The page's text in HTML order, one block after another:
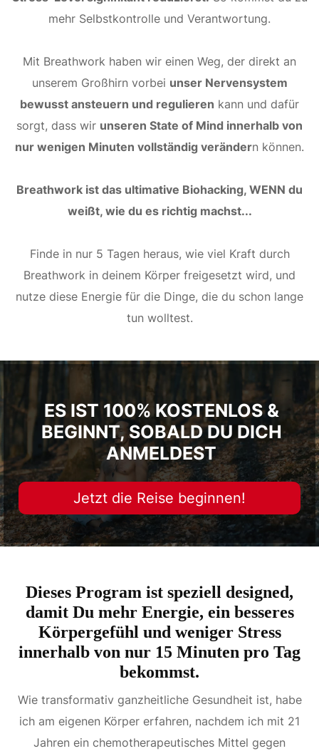
mehr Selbstkontrolle und Verantwortung.
Mit Breathwork haben wir einen Weg, der direkt an
unserem Großhirn vorbei unser Nervensystem
bewusst ansteuern und regulieren kann und dafür
sorgt, dass wir unseren State of Mind innerhalb von
nur wenigen Minuten vollständig verändern können.
Breathwork ist das ultimative Biohacking, WENN du
weißt, wie du es richtig machst...
Finde in nur 5 Tagen heraus, wie viel Kraft durch
Breathwork in deinem Körper freigesetzt wird, und
nutze diese Energie für die Dinge, die du schon lange
tun wolltest.
ES IST 100% KOSTENLOS &
BEGINNT, SOBALD DU DICH
ANMELDEST
Jetzt die Reise beginnen!
Dieses Program ist speziell designed,
damit Du mehr Energie, ein besseres
Körpergefühl und weniger Stress
innerhalb von nur 15 Minuten pro Tag
bekommst.​
Wie transformativ ganzheitliche Gesundheit ist, habe
ich am eigenen Körper erfahren, nachdem ich mit 21
Jahren ein chemotherapeutisches Mittel gegen